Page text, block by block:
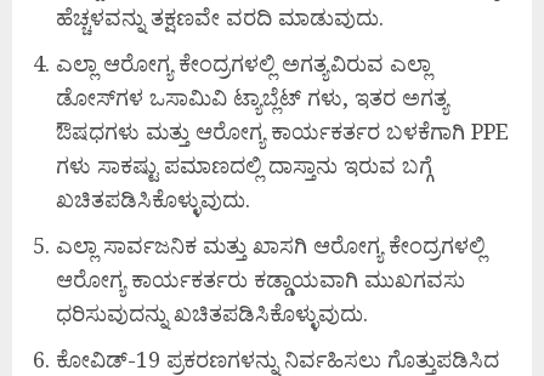
ಹೆಚ್ಚಳವನ್ನು ತಕ್ಷಣವೇ ವರದಿ ಮಾಡುವುದು.
ಎಲ್ಲಾ ಆರೋಗ್ಯ ಕೇಂದ್ರಗಳಲ್ಲಿ ಅಗತ್ಯವಿರುವ ಎಲ್ಲಾ
ಡೋಸ್‌ಗಳ ಒಸಾಮಿವಿ‌ ಟ್ಯಾಬ್ಲೆಟ್ ಗಳು, ಇತರ ಅಗತ್ಯ
ಔಷಧಗಳು ಮತ್ತು ಆರೋಗ್ಯ ಕಾರ್ಯಕರ್ತರ ಬಳಕೆಗಾಗಿ PPE
ಗಳು ಸಾಕಷ್ಟು ಪಮಾಣದಲ್ಲಿ ದಾಸ್ತಾನು ಇರುವ ಬಗ್ಗೆ
ಖಚಿತಪಡಿಸಿಕೊಳ್ಳುವುದು.
ಎಲ್ಲಾ ಸಾರ್ವಜನಿಕ ಮತ್ತು ಖಾಸಗಿ ಆರೋಗ್ಯ ಕೇಂದ್ರಗಳಲ್ಲಿ
ಆರೋಗ್ಯ ಕಾರ್ಯಕರ್ತರು ಕಡ್ಡಾಯವಾಗಿ ಮುಖಗವಸು
ಧರಿಸುವುದನ್ನು ಖಚಿತಪಡಿಸಿಕೊಳ್ಳುವುದು.
ಕೋವಿಡ್-19 ಪ್ರಕರಣಗಳನ್ನು ನಿರ್ವಹಿಸಲು ಗೊತ್ತುಪಡಿಸಿದ